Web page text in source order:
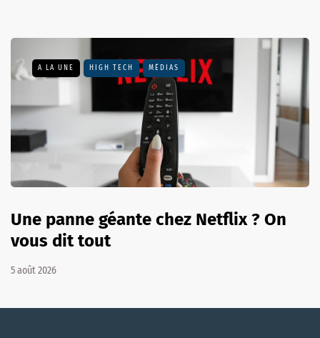
A LA UNE HIGH TECH MÉDIAS
Une panne géante chez Netflix ? On
vous dit tout
5 août 2026